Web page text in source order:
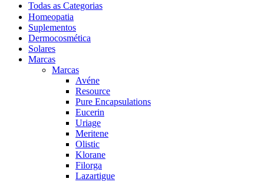
Todas as Categorias
Homeopatia
Suplementos
Dermocosmética
Solares
Marcas
Marcas
Avéne
Resource
Pure Encapsulations
Eucerin
Uriage
Meritene
Olistic
Klorane
Filorga
Lazartigue